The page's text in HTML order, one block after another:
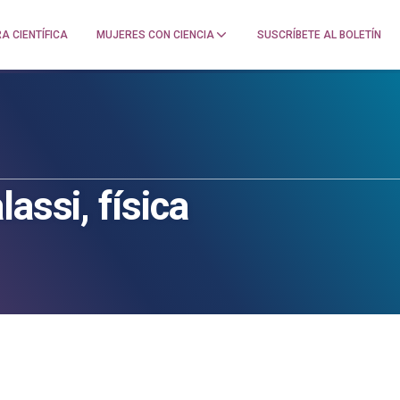
CIENTÍFICA MUJERES CON CIENCIA SUSCRÍBETE AL BOLETÍN
física